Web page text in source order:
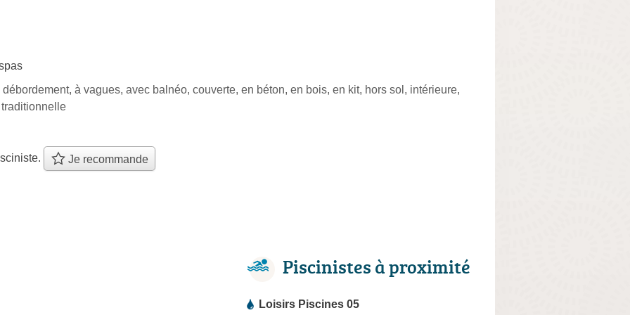
à vagues, avec balnéo, couverte, en béton, en bois, en kit, hors sol, intérieure,
Je recommande
Piscinistes à proximité
Loisirs Piscines 05